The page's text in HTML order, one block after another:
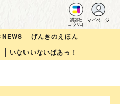
講談社
コクリコ
マイページ
NEWS
げんきのえほん
いないいないばあっ！